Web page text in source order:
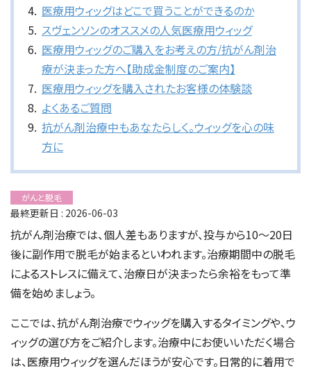
医療用ウィッグはどこで買うことができるのか
スヴェンソンのオススメの人気医療用ウィッグ
医療用ウィッグのご購入をお考えの方/抗がん剤治
療が決まった方へ【助成金制度のご案内】
医療用ウィッグを購入されたお客様の体験談
よくあるご質問
抗がん剤治療中もあなたらしく。ウィッグを心の味
方に
がんと脱毛
最終更新日 : 2026-06-03
抗がん剤治療では、個人差もありますが、投与から10～20日
後に副作用で脱毛が始まるといわれます。治療期間中の脱毛
によるストレスに備えて、治療日が決まったら余裕をもって準
備を始めましょう。
ここでは、抗がん剤治療でウィッグを購入するタイミングや、ウ
ィッグの選び方をご紹介します。治療中にお使いいただく場合
は、医療用ウィッグを選んだほうが安心です。日常的に着用で